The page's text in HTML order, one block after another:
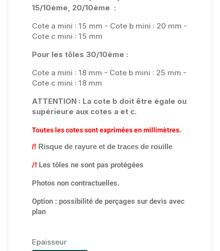
15/10ème, 20/10ème :
Cote a mini : 15 mm - Cote b mini : 20 mm -
Cote c mini : 15 mm
Pour les tôles 30/10ème :
Cote a mini : 18 mm - Cote b mini : 25 mm -
Cote c mini : 18 mm
ATTENTION : La cote b doit être égale ou
supérieure aux cotes a et c.
Toutes les cotes sont exprimées en millimètres.
/! Risque de rayure et de traces de rouille
/! Les tôles ne sont pas protégées
Photos non contractuelles.
Option : possibilité de perçages sur devis avec
plan
Epaisseur